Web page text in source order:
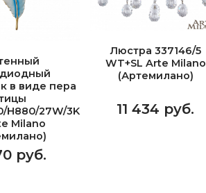
в виде пера
H880/27W/3K
Milano
руб.
Люстра 337146/5
WT+SL Arte Milano
(Артемилано)
11 434 руб.